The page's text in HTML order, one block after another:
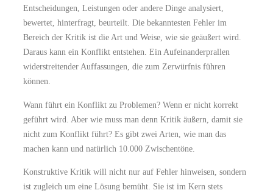
Entscheidungen, Leistungen oder andere Dinge analysiert,
bewertet, hinterfragt, beurteilt. Die bekanntesten Fehler im
Bereich der Kritik ist die Art und Weise, wie sie geäußert wird.
Daraus kann ein Konflikt entstehen. Ein Aufeinanderprallen
widerstreitender Auffassungen, die zum Zerwürfnis führen
können.
Wann führt ein Konflikt zu Problemen? Wenn er nicht korrekt
geführt wird. Aber wie muss man denn Kritik äußern, damit sie
nicht zum Konflikt führt? Es gibt zwei Arten, wie man das
machen kann und natürlich 10.000 Zwischentöne.
Konstruktive Kritik will nicht nur auf Fehler hinweisen, sondern
ist zugleich um eine Lösung bemüht. Sie ist im Kern stets